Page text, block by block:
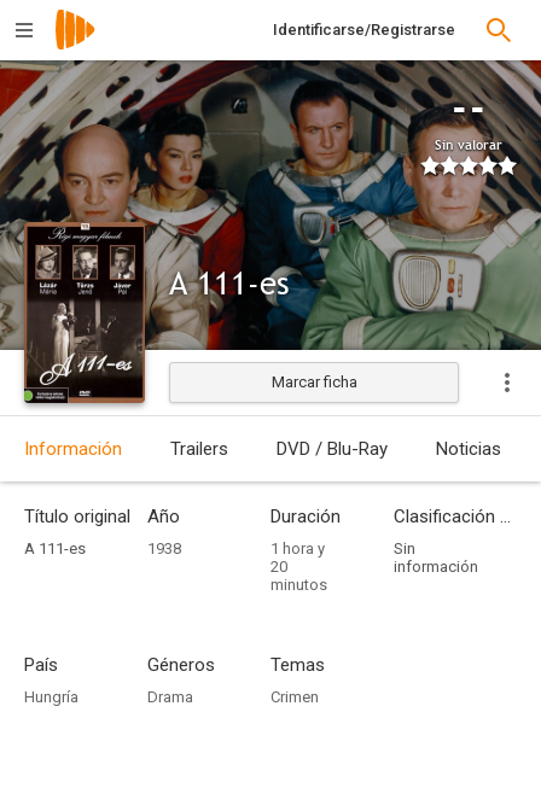
Identificarse/Registrarse
--
Sin valorar
A 111-es
Estrenada
Marcar ficha
Información Trailers DVD / Blu-Ray Noticias
Título original
A 111-es
Año
1938
Duración
1 hora y
20
minutos
Clasificación por edades
Sin
información
País
Hungría
Géneros
Drama
Temas
Crimen